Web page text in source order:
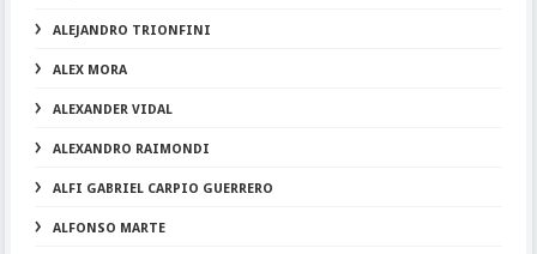
ALEJANDRO TRIONFINI
ALEX MORA
ALEXANDER VIDAL
ALEXANDRO RAIMONDI
ALFI GABRIEL CARPIO GUERRERO
ALFONSO MARTE